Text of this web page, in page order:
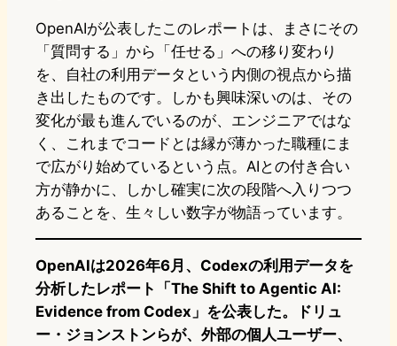
OpenAIが公表したこのレポートは、まさにその
「質問する」から「任せる」への移り変わり
を、自社の利用データという内側の視点から描
き出したものです。しかも興味深いのは、その
変化が最も進んでいるのが、エンジニアではな
く、これまでコードとは縁が薄かった職種にま
で広がり始めているという点。AIとの付き合い
方が静かに、しかし確実に次の段階へ入りつつ
あることを、生々しい数字が物語っています。
OpenAIは2026年6月、Codexの利用データを
分析したレポート「The Shift to Agentic AI:
Evidence from Codex」を公表した。ドリュ
ー・ジョンストンらが、外部の個人ユーザー、